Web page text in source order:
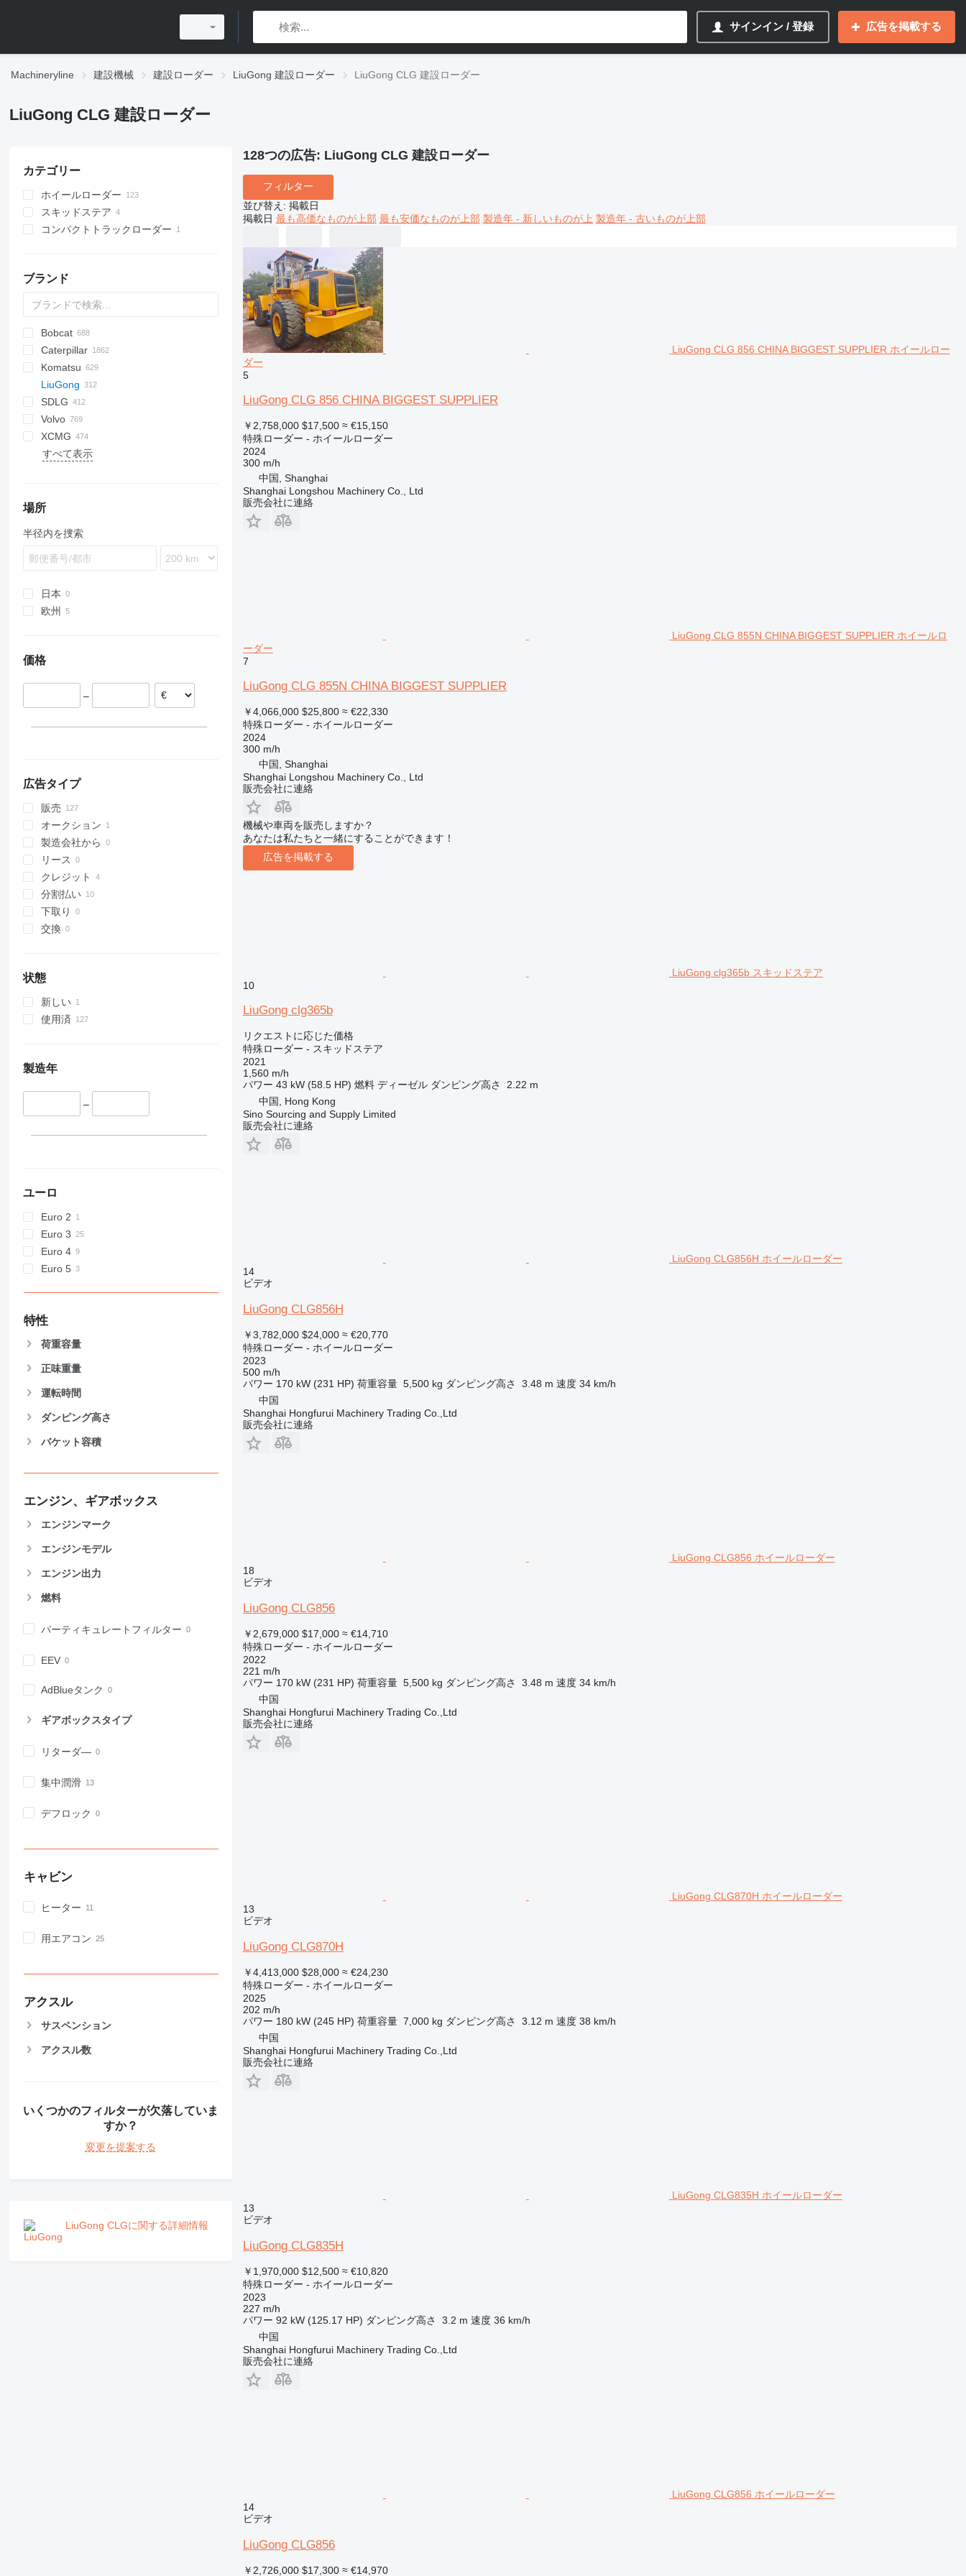
サインイン / 登録 広告を掲載する
Machineryline 建設機械 建設ローダー LiuGong 建設ローダー LiuGong CLG 建設ローダー
LiuGong CLG 建設ローダー
カテゴリー
ホイールローダー
スキッドステア
コンパクトトラックローダー
ブランド
AL
AS
AX
AZ
AR
W series
200 - series
400 - series
500 - series
600 - series
700 - series
TW
Bobcat
463
543
553
743
753
763
863
S series
T series
CK
40XT
321
410
420
440
445
450
1021F
1845
SR
SV
TR
Caterpillar
215
216
226
232
236
239D
262D
277C
279D
289D
299D2
910
920
926
928
930
931
936
938
941
943
956
962
972
973
992
D series
F-series
G-series
GC
956
Scorpion
Torion
55
175
Mega
BF
Apollo
Mini Agri
Zeus
R-series
DH
DL
SD
530
W-series
ER
F-series
FL
FR
FL
FR
SL
W-series
W-series
F-series
AL
R-series
RT
SL
D-series
G1200
G1500
G2200
G2300
G2700
44C
44D
55D
60E
B-series
C-series
906
HMK
LX
ZW
ZX
ZL
HL-series
HSL
HX-series
YF
2CX
155
205
403
406
407
427
435S
436
437
456
S-Series
EL
331
524
544 J
724
824
3200
DFG
SL
80ZV
90Z7
KM
Komatsu
CK
D series
SK
WA
WB
580
5035
5040
5050
5065
Allrad
KL
KT
A-series
R-series
A-series
K-Series
L-series
LR
LiuGong
385
836
855
856
CLG 855
CLG 856
CLG 862H
ZL50
L-series
L-series
CDM
LG
ZL
TGL
MP
TH
MT
M series
6
8
AS
AX
P-series
TF
L-series
S-series
1900
2054
AL
50
L-series
LS
TH
W-series
F-series
L-series
OL
PL
PT
RL
SL
TL
HF
SDLG
L-Series
LG
630
636
652
SW
SKL
TL
1622
2024
2028
3630
3650
6680 T
8610 T
8620 T
SL
723
L34
SWL
SWTL
TL
970
TL
Dingo
053
062
VF
S-series
Volvo
840
846
LM
MC
G-series
WL
1140
1160
1350
1390
2070
2080
3070
WG
AR
355
455
Mini
WL
XCMG
LW
ZL
XG
V-series
ZL
ZS
すべて表示
場所
半径内を捜索
日本
欧州
価格
–
広告タイプ
販売
オークション
製造会社から
リース
クレジット
分割払い
下取り
交換
状態
新しい
使用済
製造年
–
ユーロ
Euro 2
Euro 3
Euro 4
Euro 5
特性
荷重容量
正味重量
運転時間
ダンピング高さ
バケット容積
エンジン、ギアボックス
エンジンマーク
エンジンモデル
エンジン出力
燃料
パーティキュレートフィルター
EEV
AdBlueタンク
ギアボックスタイプ
リターダ―
集中潤滑
デフロック
キャビン
ヒーター
用エアコン
アクスル
サスペンション
アクスル数
いくつかのフィルターが欠落していま
すか？
変更を提案する
LiuGong CLGに関する詳細情報
128つの広告: LiuGong CLG 建設ローダー
フィルター
並び替え : 掲載日
掲載日 最も高価なものが上部 最も安価なものが上部 製造年 - 新しいものが上 製造年 - 古いものが上部
LiuGong CLG 856 CHINA BIGGEST SUPPLIER ホイールロー
ダー
5
LiuGong CLG 856 CHINA BIGGEST SUPPLIER
￥2,758,000 $17,500 ≈ €15,150
特殊ローダー - ホイールローダー
2024
300 m/h
中国, Shanghai
Shanghai Longshou Machinery Co., Ltd
販売会社に連絡
LiuGong CLG 855N CHINA BIGGEST SUPPLIER ホイールロ
ーダー
7
LiuGong CLG 855N CHINA BIGGEST SUPPLIER
￥4,066,000 $25,800 ≈ €22,330
特殊ローダー - ホイールローダー
2024
300 m/h
中国, Shanghai
Shanghai Longshou Machinery Co., Ltd
販売会社に連絡
機械や車両を販売しますか？
あなたは私たちと一緒にすることができます！
広告を掲載する
LiuGong clg365b スキッドステア
10
LiuGong clg365b
リクエストに応じた価格
特殊ローダー - スキッドステア
2021
1,560 m/h
パワー 43 kW (58.5 HP) 燃料 ディーゼル ダンピング高さ
2.22 m
中国, Hong Kong
Sino Sourcing and Supply Limited
販売会社に連絡
LiuGong CLG856H ホイールローダー
14
ビデオ
LiuGong CLG856H
￥3,782,000 $24,000 ≈ €20,770
特殊ローダー - ホイールローダー
2023
500 m/h
パワー 170 kW (231 HP) 荷重容量 5,500 kg ダンピング高さ 3.48 m 速度 34 km/h
中国
Shanghai Hongfurui Machinery Trading Co.,Ltd
販売会社に連絡
LiuGong CLG856 ホイールローダー
18
ビデオ
LiuGong CLG856
￥2,679,000 $17,000 ≈ €14,710
特殊ローダー - ホイールローダー
2022
221 m/h
パワー 170 kW (231 HP) 荷重容量 5,500 kg ダンピング高さ 3.48 m 速度 34 km/h
中国
Shanghai Hongfurui Machinery Trading Co.,Ltd
販売会社に連絡
LiuGong CLG870H ホイールローダー
13
ビデオ
LiuGong CLG870H
￥4,413,000 $28,000 ≈ €24,230
特殊ローダー - ホイールローダー
2025
202 m/h
パワー 180 kW (245 HP) 荷重容量 7,000 kg ダンピング高さ 3.12 m 速度 38 km/h
中国
Shanghai Hongfurui Machinery Trading Co.,Ltd
販売会社に連絡
LiuGong CLG835H ホイールローダー
13
ビデオ
LiuGong CLG835H
￥1,970,000 $12,500 ≈ €10,820
特殊ローダー - ホイールローダー
2023
227 m/h
パワー 92 kW (125.17 HP) ダンピング高さ 3.2 m 速度 36 km/h
中国
Shanghai Hongfurui Machinery Trading Co.,Ltd
販売会社に連絡
LiuGong CLG856 ホイールローダー
14
ビデオ
LiuGong CLG856
￥2,726,000 $17,300 ≈ €14,970